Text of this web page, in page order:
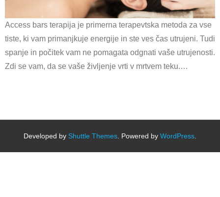
Access bars terapija je primerna terapevtska metoda za vse
tiste, ki vam primanjkuje energije in ste ves čas utrujeni. Tudi
spanje in počitek vam ne pomagata odgnati vaše utrujenosti.
Zdi se vam, da se vaše življenje vrti v mrtvem teku.…
Developed by Shuttle Themes. Powered by WordPress.